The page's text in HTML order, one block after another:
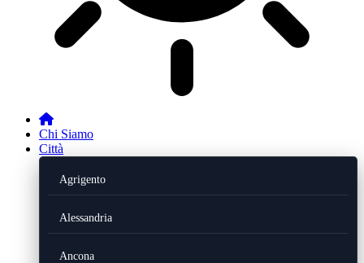
Chi Siamo
Città
Agrigento
Alessandria
Ancona